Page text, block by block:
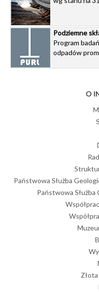
Podziemne
Program
odpadów
O
Państwowa Służba
Państwowa